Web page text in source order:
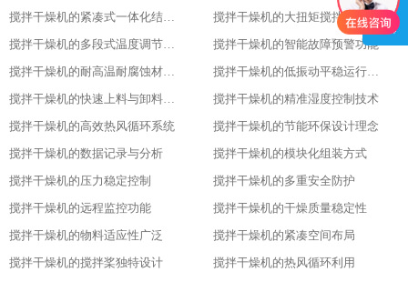
搅拌干燥机的紧凑式一体化结构布局
搅拌干燥机的大扭矩搅拌动力输出
搅拌干燥机的多段式温度调节模式
搅拌干燥机的智能故障预警功能
搅拌干燥机的耐高温耐腐蚀材质选用
搅拌干燥机的低振动平稳运行特性
搅拌干燥机的快速上料与卸料设计
搅拌干燥机的精准湿度控制技术
搅拌干燥机的高效热风循环系统
搅拌干燥机的节能环保设计理念
搅拌干燥机的数据记录与分析
搅拌干燥机的模块化组装方式
搅拌干燥机的压力稳定控制
搅拌干燥机的多重安全防护
搅拌干燥机的远程监控功能
搅拌干燥机的干燥质量稳定性
搅拌干燥机的物料适应性广泛
搅拌干燥机的紧凑空间布局
搅拌干燥机的搅拌桨独特设计
搅拌干燥机的热风循环利用